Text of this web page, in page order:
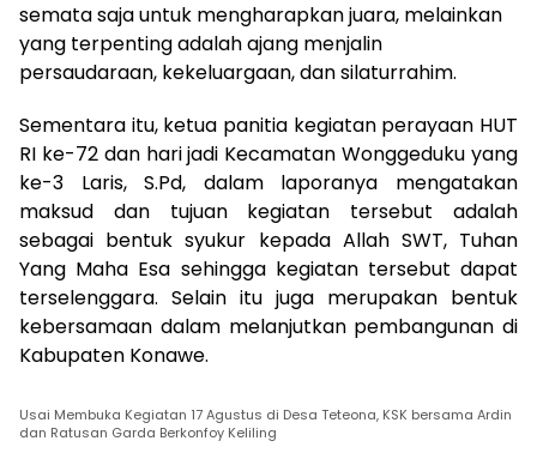
semata saja untuk mengharapkan juara, melainkan
yang terpenting adalah ajang menjalin
persaudaraan, kekeluargaan, dan silaturrahim.
Sementara itu, ketua panitia kegiatan perayaan HUT
RI ke-72 dan hari jadi Kecamatan Wonggeduku yang
ke-3 Laris, S.Pd, dalam laporanya mengatakan
maksud dan tujuan kegiatan tersebut adalah
sebagai bentuk syukur kepada Allah SWT, Tuhan
Yang Maha Esa sehingga kegiatan tersebut dapat
terselenggara. Selain itu juga merupakan bentuk
kebersamaan dalam melanjutkan pembangunan di
Kabupaten Konawe.
Usai Membuka Kegiatan 17 Agustus di Desa Teteona, KSK bersama Ardin
dan Ratusan Garda Berkonfoy Keliling